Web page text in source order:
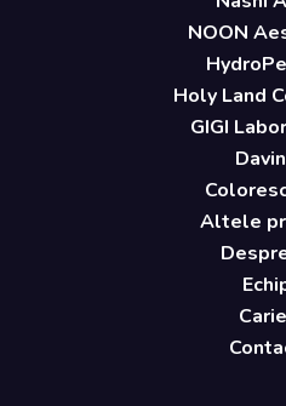
NOON
Holy Land
GIGI
Altele